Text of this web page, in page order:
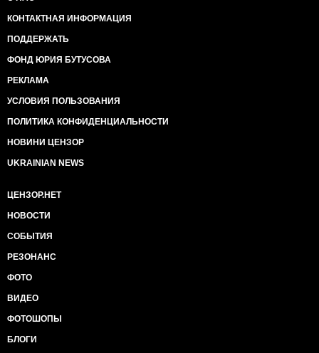
КОНТАКТНАЯ ИНФОРМАЦИЯ
ПОДДЕРЖАТЬ
ФОНД ЮРИЯ БУТУСОВА
РЕКЛАМА
УСЛОВИЯ ПОЛЬЗОВАНИЯ
ПОЛИТИКА КОНФИДЕНЦИАЛЬНОСТИ
НОВИНИ ЦЕНЗОР
UKRAINIAN NEWS
ЦЕНЗОР.НЕТ
НОВОСТИ
СОБЫТИЯ
РЕЗОНАНС
ФОТО
ВИДЕО
ФОТОШОПЫ
БЛОГИ